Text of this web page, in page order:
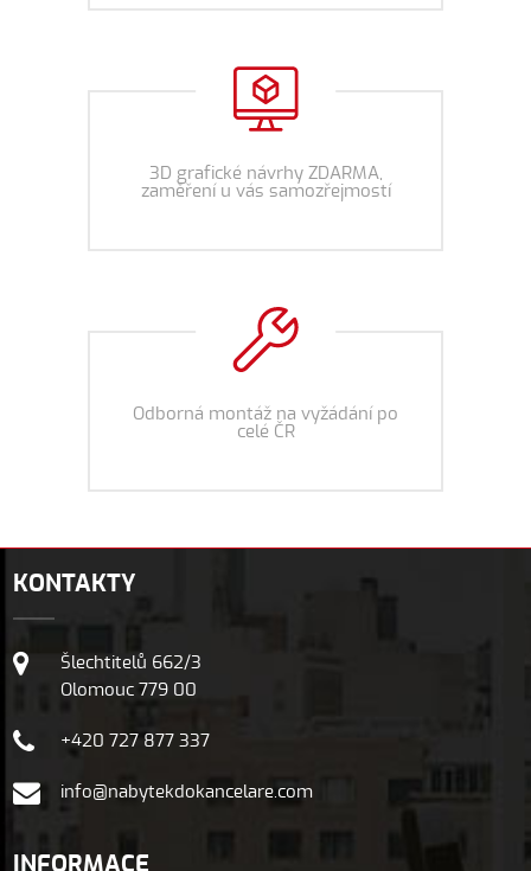
3D grafické návrhy ZDARMA,
zaměření u vás samozřejmostí
Odborná montáž na vyžádání po
celé ČR
KONTAKTY
Šlechtitelů 662/3
Olomouc 779 00
+420 727 877 337
info@nabytekdokancelare.com
INFORMACE